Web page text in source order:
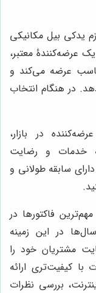
یدکی بیل مکانیکی
عرضه‌کنندۀ معتبر،
عرضه می‌کند و
در هنگام انتخاب
در بازار،
خدمات و رضایت
سابقه طولانی و
فاکتورها در
در این زمینه
مشتریان خود را
کیفیت‌تری ارائه
بررسی نظرات